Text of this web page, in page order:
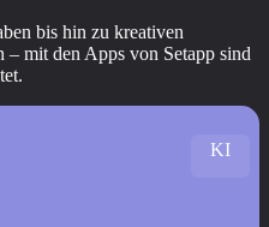
bis hin zu kreativen
– mit den Apps von Setapp sind
KI